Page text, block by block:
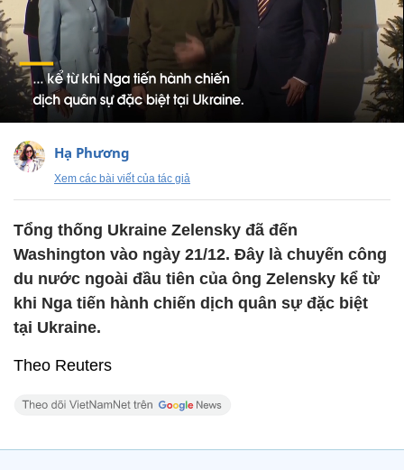
Hạ Phương
Xem các bài viết của tác giả
Tổng thống Ukraine Zelensky đã đến
Washington vào ngày 21/12. Đây là chuyến công
du nước ngoài đầu tiên của ông Zelensky kể từ
khi Nga tiến hành chiến dịch quân sự đặc biệt
tại Ukraine.
Theo Reuters